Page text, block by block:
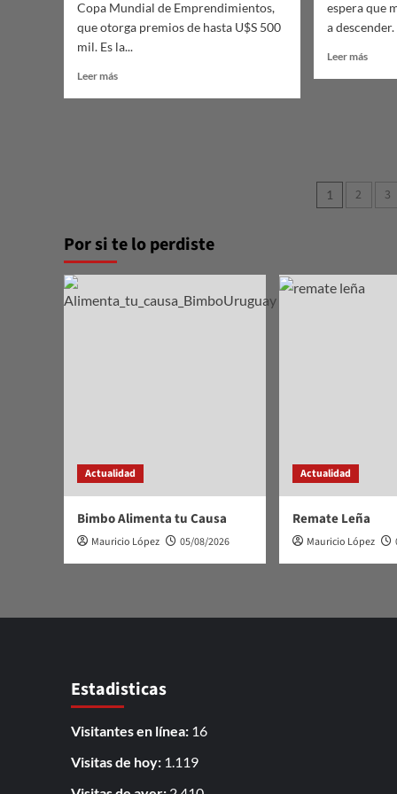
Copa Mundial de Emprendimientos,
que otorga premios de hasta U$S 500
mil. Es la...
Leer másLeer
espera que
a
Leer másLeer
bajar
1 2 3
Por si te lo perdiste
Actualidad
Bimbo Alimenta tu Causa
Mauricio López 05/08/2026
Actualidad
Remate Leña
Mauricio López
Estadisticas
Visitantes en línea: 16
Visitas de hoy: 1.119